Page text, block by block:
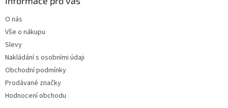
O nás
Vše o nákupu
Slevy
Nakládání s osobními údaji
Obchodní podmínky
Prodávané značky
Hodnocení obchodu